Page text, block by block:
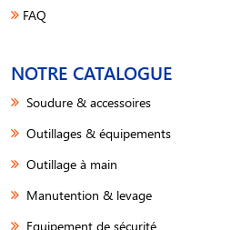
FAQ
NOTRE CATALOGUE
Soudure & accessoires
Outillages & équipements
Outillage à main
Manutention & levage
Equipement de sécurité